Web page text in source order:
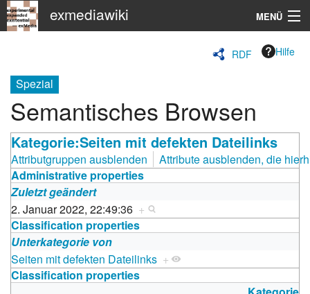
exmediawiki MENÜ
KHM
Suche
RDF Hilfe
Spezial
Semantisches Browsen
Kategorie:Seiten mit defekten Dateilinks
Attributgruppen ausblenden
Attribute ausblenden, die
Administrative properties
Zuletzt geändert
2. Januar 2022, 22:49:36 +
Classification properties
Unterkategorie von
Seiten mit defekten Dateilinks +
Classification properties